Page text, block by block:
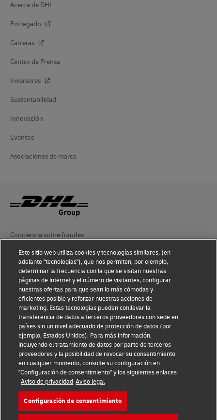
Acerca de DHL
Entregado
Carreras
Centro de Prensa
Inversores
Sustentabilidad
Innovación
Eventos
Asociaciones de marca
Conciencia sobre fraudes
Aviso Legal
Condiciones de Uso
Aviso de Privacidad
Información adicional
Ajustes de cookies
Síganos
2026 © - todos los derechos reservados
Este sitio web utiliza cookies y tecnologías similares, (en
adelante "tecnologías"), que nos permiten, por ejemplo,
determinar la frecuencia con la que se visitan nuestras
páginas de Internet y el número de visitantes, configurar
nuestras ofertas para que sean lo más cómodas y
eficientes posible y reforzar nuestras acciones de
marketing. Estas tecnologías pueden conllevar la
transferencia de datos a terceros proveedores con sede en
países sin un nivel adecuado de protección de datos (por
ejemplo, Estados Unidos). Para más información,
incluyendo el tratamiento de datos por parte de terceros
proveedores y la posibilidad de revocar su consentimiento
en cualquier momento, consulte su configuración en
"Configuración de consentimiento" y los siguientes enlaces
Aviso de privacidad Aviso legal
Configuración de consentimiento